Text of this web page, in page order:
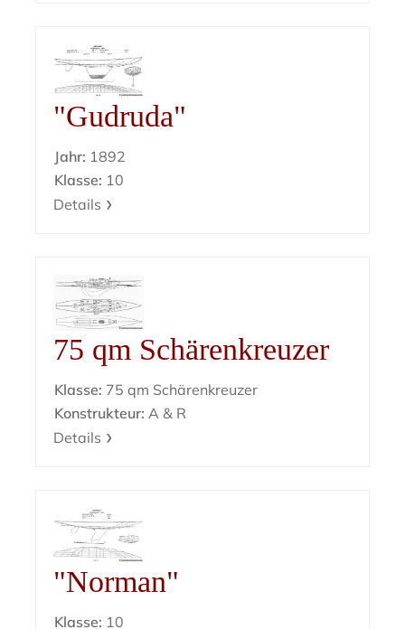
"Gudruda"
Jahr: 1892
Klasse: 10
Details
75 qm Schärenkreuzer
Klasse: 75 qm Schärenkreuzer
Konstrukteur: A & R
Details
"Norman"
Klasse: 10